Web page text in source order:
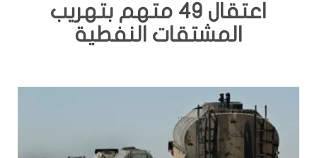
اعتقال 49 متهم بتهريب
المشتقات النفطية